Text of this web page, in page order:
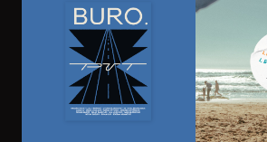
BEOGRAD, BAJAGA I
MJUZIKL KOJI NE